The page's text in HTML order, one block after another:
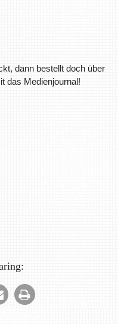
dann bestellt doch über
das Medienjournal!